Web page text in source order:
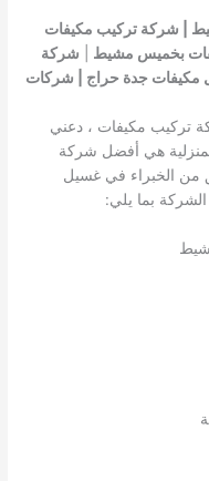
| شركة تركيب مكيفات
بخميس مشيط
شركة
جدة حراج | شركات
تركيب مكيفات ، دعني
هي أفضل شركة
من الخبراء في غسيل
بما يلي: